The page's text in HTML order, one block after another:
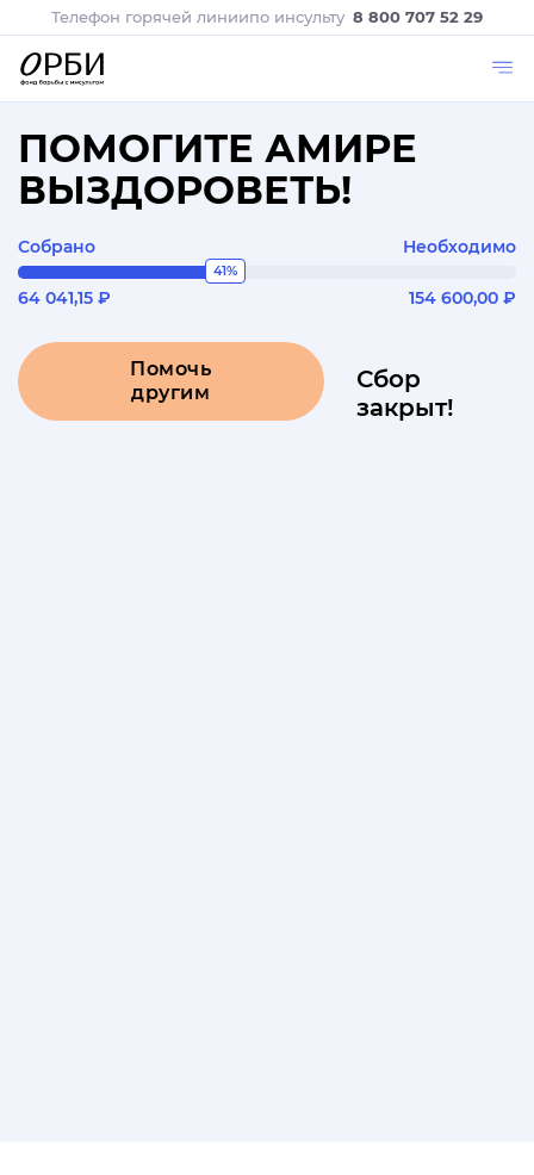
Телефон горячей линиипо инсульту 8 800 707 52 29
ПОМОГИТЕ АМИРЕ
ВЫЗДОРОВЕТЬ!
Собрано Необходимо
41%
64 041,15 ₽ 154 600,00 ₽
Помочь
другим
Сбор
закрыт!